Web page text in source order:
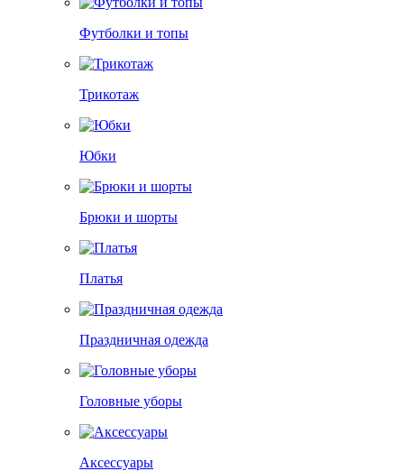
Футболки и топы
Трикотаж
Юбки
Брюки и шорты
Платья
Праздничная одежда
Головные уборы
Аксессуары